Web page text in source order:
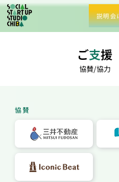
説明会
ご支援
​協賛/協力
​協賛